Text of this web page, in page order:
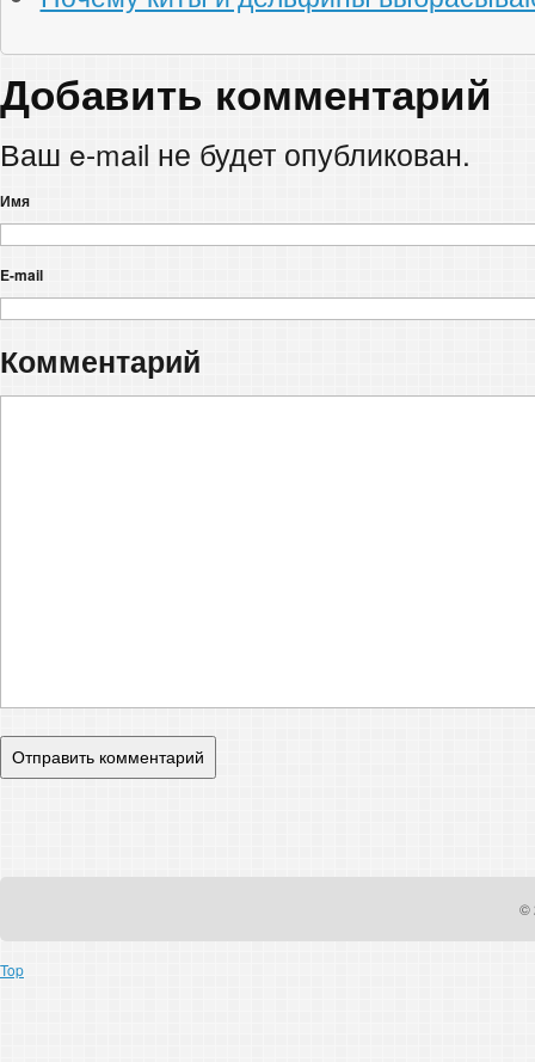
Добавить комментарий
Ваш e-mail не будет опубликован.
Имя
E-mail
Комментарий
©
Top